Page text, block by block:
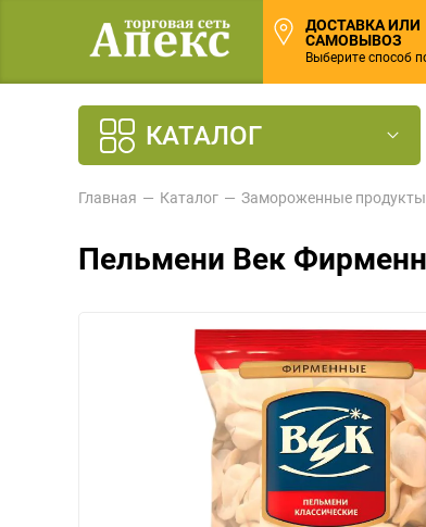
ДОСТАВКА ИЛИ
САМОВЫВОЗ
Выберите способ
КАТАЛОГ
Главная Каталог Замороженные продукты
Пельмени Век